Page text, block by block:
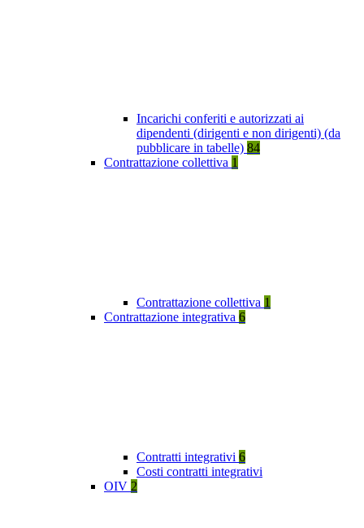
Incarichi conferiti e autorizzati ai
dipendenti (dirigenti e non dirigenti) (da
pubblicare in tabelle) 84
Contrattazione collettiva 1
Contrattazione collettiva 1
Contrattazione integrativa 6
Contratti integrativi 6
Costi contratti integrativi
OIV 2